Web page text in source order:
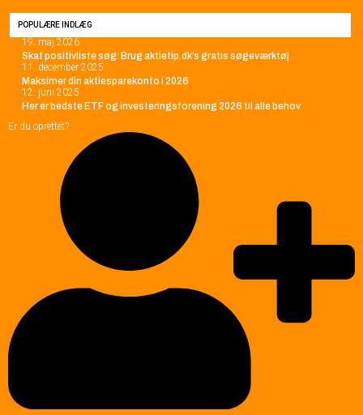
POPULÆRE INDLÆG
19. maj 2026
Skat positivliste søg: Brug aktietip.dk’s gratis søgeværktøj
11. december 2025
Maksimer din aktiesparekonto i 2026
12. juni 2025
Her er bedste ETF og investeringsforening 2026 til alle behov
Er du oprettet?